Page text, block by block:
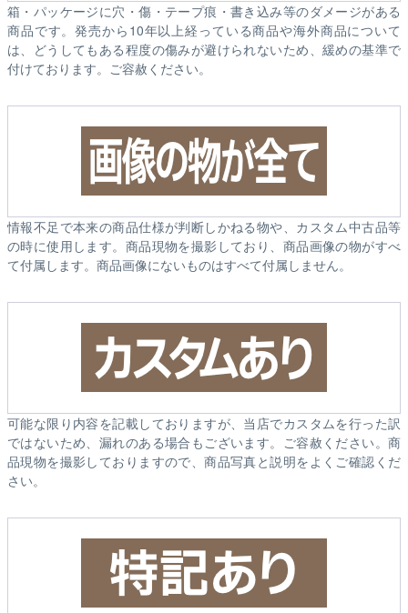
箱・パッケージに穴・傷・テープ痕・書き込み等のダメージがある
商品です。発売から10年以上経っている商品や海外商品について
は、どうしてもある程度の傷みが避けられないため、緩めの基準で
付けております。ご容赦ください。
情報不足で本来の商品仕様が判断しかねる物や、カスタム中古品等
の時に使用します。商品現物を撮影しており、商品画像の物がすべ
て付属します。商品画像にないものはすべて付属しません。
可能な限り内容を記載しておりますが、当店でカスタムを行った訳
ではないため、漏れのある場合もございます。ご容赦ください。商
品現物を撮影しておりますので、商品写真と説明をよくご確認くだ
さい。